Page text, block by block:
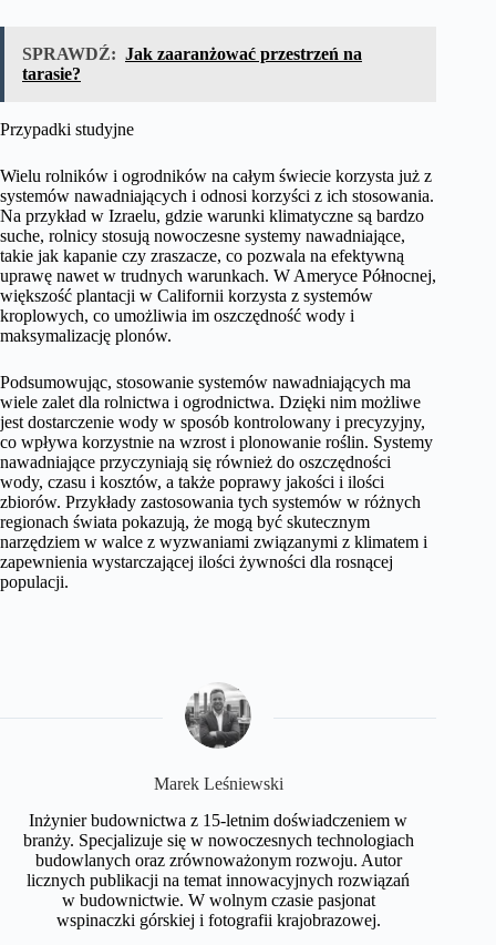
SPRAWDŹ: Jak zaaranżować przestrzeń na
tarasie?
Przypadki studyjne
Wielu rolników i ogrodników na całym świecie korzysta już z
systemów nawadniających i odnosi korzyści z ich stosowania.
Na przykład w Izraelu, gdzie warunki klimatyczne są bardzo
suche, rolnicy stosują nowoczesne systemy nawadniające,
takie jak kapanie czy zraszacze, co pozwala na efektywną
uprawę nawet w trudnych warunkach. W Ameryce Północnej,
większość plantacji w Californii korzysta z systemów
kroplowych, co umożliwia im oszczędność wody i
maksymalizację plonów.
Podsumowując, stosowanie systemów nawadniających ma
wiele zalet dla rolnictwa i ogrodnictwa. Dzięki nim możliwe
jest dostarczenie wody w sposób kontrolowany i precyzyjny,
co wpływa korzystnie na wzrost i plonowanie roślin. Systemy
nawadniające przyczyniają się również do oszczędności
wody, czasu i kosztów, a także poprawy jakości i ilości
zbiorów. Przykłady zastosowania tych systemów w różnych
regionach świata pokazują, że mogą być skutecznym
narzędziem w walce z wyzwaniami związanymi z klimatem i
zapewnienia wystarczającej ilości żywności dla rosnącej
populacji.
Marek Leśniewski
Inżynier budownictwa z 15-letnim doświadczeniem w
branży. Specjalizuje się w nowoczesnych technologiach
budowlanych oraz zrównoważonym rozwoju. Autor
licznych publikacji na temat innowacyjnych rozwiązań
w budownictwie. W wolnym czasie pasjonat
wspinaczki górskiej i fotografii krajobrazowej.